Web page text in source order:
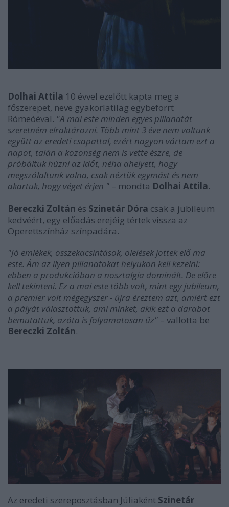
Dolhai Attila 10 évvel ezelőtt kapta meg a
főszerepet, neve gyakorlatilag egybeforrt
Rómeóéval. "A mai este minden egyes pillanatát
szeretném elraktározni. Több mint 3 éve nem voltunk
együtt az eredeti csapattal, ezért nagyon vártam ezt a
napot, talán a közönség nem is vette észre, de
próbáltuk húzni az időt, néha ahelyett, hogy
megszólaltunk volna, csak néztük egymást és nem
akartuk, hogy véget érjen " – mondta Dolhai Attila.
Bereczki Zoltán és Szinetár Dóra csak a jubileum
kedvéért, egy előadás erejéig tértek vissza az
Operettszínház színpadára.
"Jó emlékek, összekacsintások, ölelések jöttek elő ma
este. Ám az ilyen pillanatokat helyükön kell kezelni:
ebben a produkcióban a nosztalgia dominált. De előre
kell tekinteni. Ez a mai este több volt, mint egy jubileum,
a premier volt mégegyszer - újra éreztem azt, amiért ezt
a pályát választottuk, ami minket, akik ezt a darabot
bemutattuk, azóta is folyamatosan űz" – vallotta be
Bereczki Zoltán.
Az eredeti szereposztásban Júliaként Szinetár